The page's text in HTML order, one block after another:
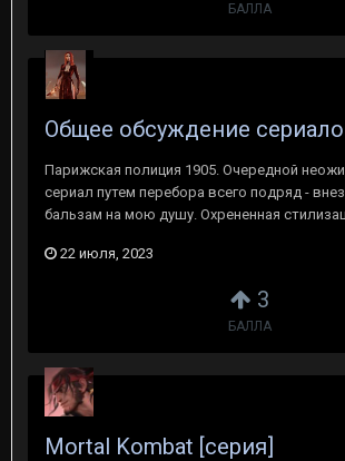
БАЛЛА
3
БАЛЛА
Общее обсуждение
Парижская полиция 1905. Очередной
сериал путем перебора всего подряд -
бальзам на мою душу. Охрененная
22 июля, 2023
Mortal Kombat [серия]